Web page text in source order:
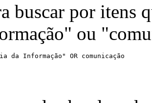
buscar por itens
ou
da Informação" OR comunicação